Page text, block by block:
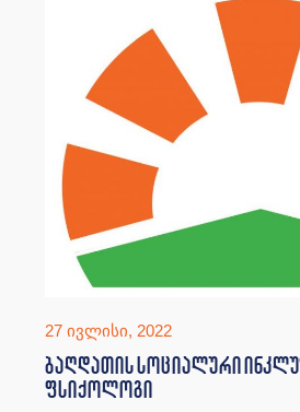
27 ივლისი, 2022
ბაღდათის სოციალური
ფსიქოლოგი